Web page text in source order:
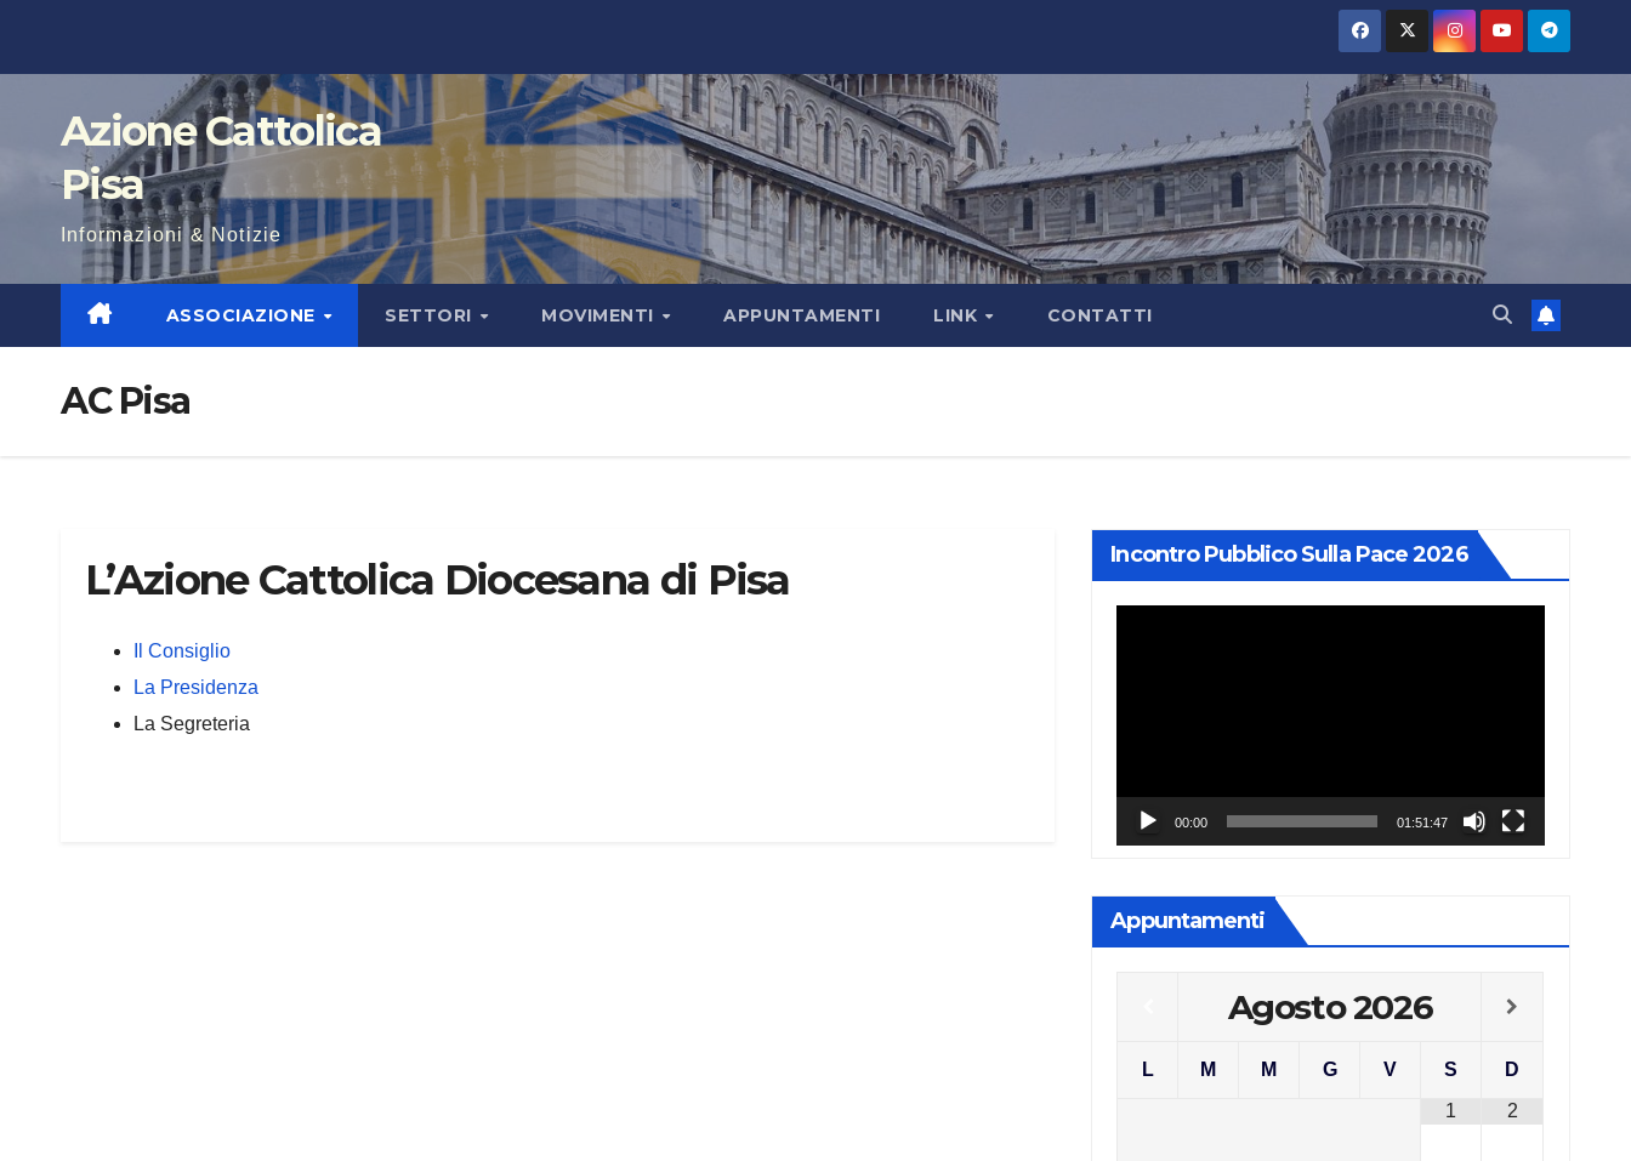
Azione Cattolica
Pisa
Informazioni & Notizie
ASSOCIAZIONE SETTORI MOVIMENTI APPUNTAMENTI LINK CONTATTI
AC Pisa
L’Azione Cattolica Diocesana di Pisa
Il Consiglio
La Presidenza
La Segreteria
Incontro Pubblico Sulla Pace 2026
00:00 01:51:47
Appuntamenti
Agosto 2026
L M M G V S
D
1
2